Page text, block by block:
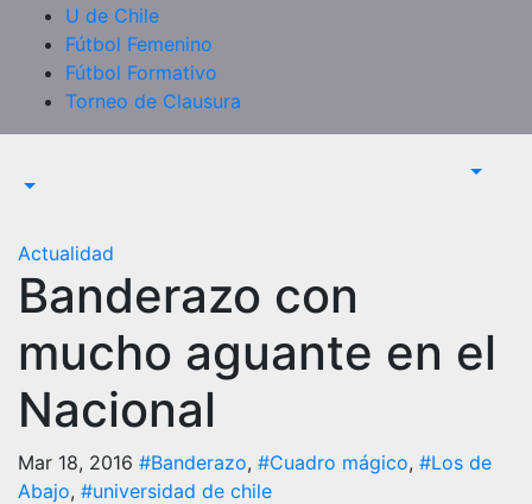
U de Chile
Fútbol Femenino
Fútbol Formativo
Torneo de Clausura
Actualidad
Banderazo con
mucho aguante en el
Nacional
Mar 18, 2016 #Banderazo, #Cuadro mágico, #Los de
Abajo, #universidad de chile